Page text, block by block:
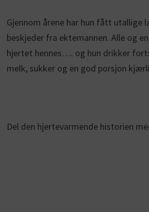
Gjennom årene har hun fått utallige
beskjeder fra ektemannen. Alle og
hjertet hennes…. og hun drikker
melk, sukker og en god porsjon
Del den hjertevarmende historien